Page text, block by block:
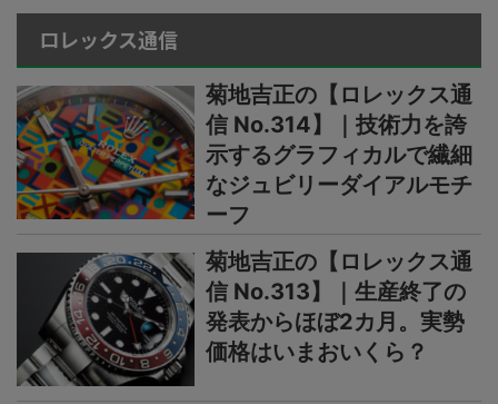
ロレックス通信
菊地吉正の【ロレックス通
信 No.314】｜技術力を誇
示するグラフィカルで繊細
なジュビリーダイアルモチ
ーフ
菊地吉正の【ロレックス通
信 No.313】｜生産終了の
発表からほぼ2カ月。実勢
価格はいまおいくら？